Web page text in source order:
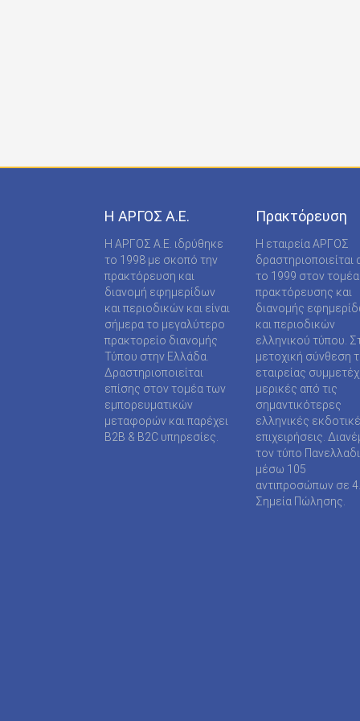
S.A.J.P. ΕΚΔΟΤΙΚΗ ΙΚΕ
SABD ΕΚΔΟΤΙΚΗ Α.Ε
SHOP SUPPLY ΠΡΟΜΗΘΕΙΕΣ
SPORTDAY ΑΕΠΕΕ
STARCOM PRESS ΕΤΑΙΡΕΙΑ
SUPER MEDIA ΕΚΔΟΤΙΚΕΣ ΕΠΙΧΕΙΡΗΣΕΙΣ ΙΚΕ
TAXHEAVEN A.E
TELEVISION PRINT ΜΟΝΟΠΡΟΣΩΠΗ Ι Κ Ε
Η ΑΡΓΟΣ A.E.
Η ΑΡΓΟΣ A.E. ιδρύθηκε
το 1998 με σκοπό την
πρακτόρευση και
διανομή εφημερίδων
και περιοδικών και είναι
σήμερα το μεγαλύτερο
πρακτορείο διανομής
Τύπου στην Ελλάδα.
Δραστηριοποιείται
επίσης στον τομέα των
εμπορευματικών
μεταφορών και παρέχει
B2B & B2C υπηρεσίες.
Πρακτόρευση
Η εταιρεία ΑΡΓΟΣ
δραστηριοποιείται
το 1999 στον τομέα
πρακτόρευσης και
διανομής
και περιοδικών
ελληνικού τύπου.
μετοχική σύνθεση
εταιρείας
μερικές από τις
σημαντικότερες
ελληνικές
επιχειρήσεις.
τον τύπο
μέσω 105
αντιπροσώπων σε
Σημεία Πώλησης.